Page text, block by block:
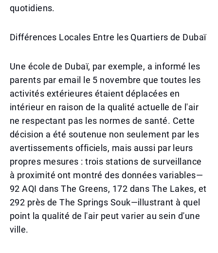
quotidiens.
Différences Locales Entre les Quartiers de Dubaï
Une école de Dubaï, par exemple, a informé les
parents par email le 5 novembre que toutes les
activités extérieures étaient déplacées en
intérieur en raison de la qualité actuelle de l'air
ne respectant pas les normes de santé. Cette
décision a été soutenue non seulement par les
avertissements officiels, mais aussi par leurs
propres mesures : trois stations de surveillance
à proximité ont montré des données variables—
92 AQI dans The Greens, 172 dans The Lakes, et
292 près de The Springs Souk—illustrant à quel
point la qualité de l'air peut varier au sein d'une
ville.